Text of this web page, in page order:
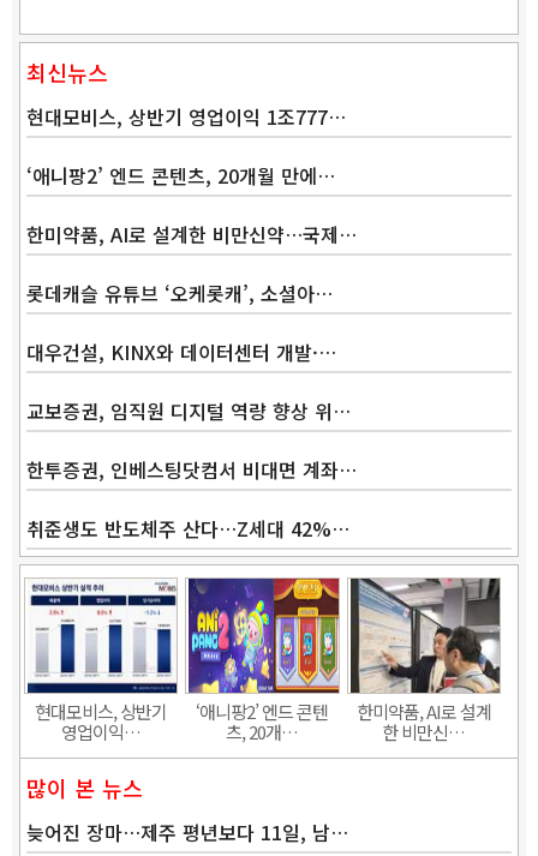
최신뉴스
현대모비스, 상반기 영업이익 1조777…
‘애니팡2’ 엔드 콘텐츠, 20개월 만에…
한미약품, AI로 설계한 비만신약…국제…
롯데캐슬 유튜브 ‘오케롯캐’, 소셜아…
대우건설, KINX와 데이터센터 개발·…
교보증권, 임직원 디지털 역량 향상 위…
한투증권, 인베스팅닷컴서 비대면 계좌…
취준생도 반도체주 산다…Z세대 42%…
현대모비스, 상반기
영업이익…
‘애니팡2’ 엔드 콘텐
츠, 20개…
한미약품, AI로 설계
한 비만신…
많이 본 뉴스
늦어진 장마…제주 평년보다 11일, 남…